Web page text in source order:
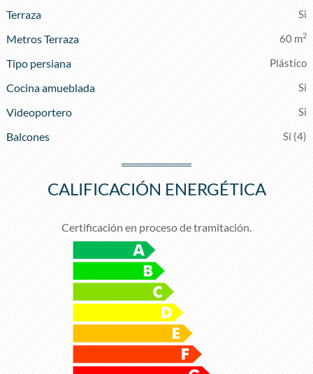
Terraza
Metros Terraza
60 m2
Tipo persiana Plástico
Cocina amueblada
Videoportero
Balcones
(4)
CALIFICACIÓN ENERGÉTICA
Certificación en proceso de tramitación.